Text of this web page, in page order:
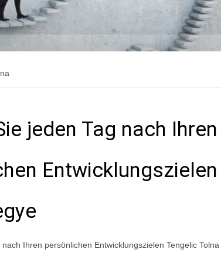
jeden Tag nach Ihren
Ihren persönlichen Entwicklungszielen Tengelic